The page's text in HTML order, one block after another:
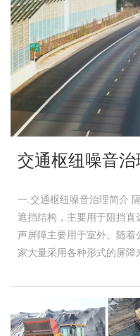
交通枢纽噪音治
一.交通枢纽噪音治理简介
遮挡结构，主要用于阻挡直
声屏障主要用于室外。随着
家大量采用各种形式的屏障